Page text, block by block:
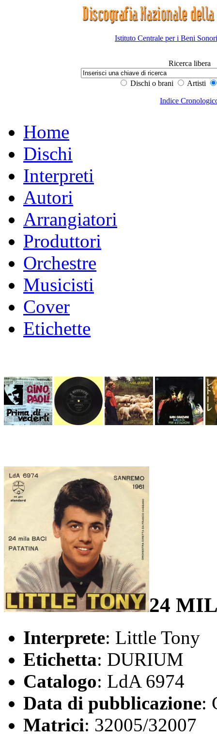
Istituto Centrale per i Beni
Ricerca libera
Dischi o brani Artisti
Indice
Home
Dischi
Interpreti
Autori
Arrangiatori
Produttori
Orchestre
Musicisti
Cover
Etichette
24
Interprete: Little Tony
Etichetta: DURIUM
Catalogo: LdA 6974
Data di pubblicazione:
Matrici: 32005/32007